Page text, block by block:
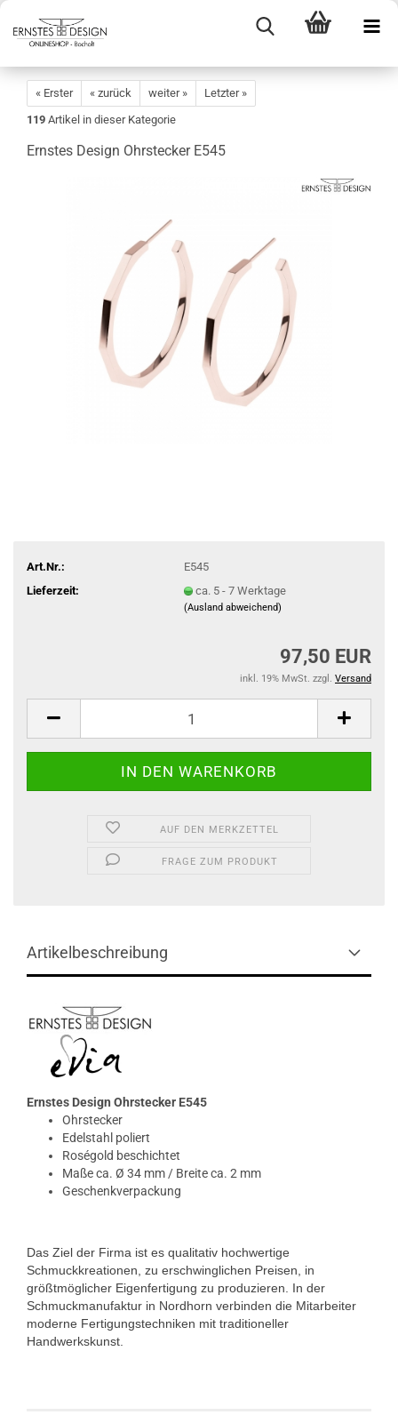
« Erster « zurück weiter »
Letzter »
119 Artikel in dieser Kategorie
Ernstes Design Ohrstecker E545
Art.Nr.:
E545
Lieferzeit:
ca. 5 - 7 Werktage
(Ausland abweichend)
97,50 EUR
inkl. 19% MwSt. zzgl. Versand
AUF DEN MERKZETTEL
FRAGE ZUM PRODUKT
Artikelbeschreibung
Ernstes Design Ohrstecker E545
Ohrstecker
Edelstahl poliert
Roségold beschichtet
Maße ca. Ø 34 mm / Breite ca. 2 mm
Geschenkverpackung
Das Ziel der Firma ist es qualitativ hochwertige
Schmuckkreationen, zu erschwinglichen Preisen, in
größtmöglicher Eigenfertigung zu produzieren. In der
Schmuckmanufaktur in Nordhorn verbinden die Mitarbeiter
moderne Fertigungstechniken mit traditioneller
Handwerkskunst.